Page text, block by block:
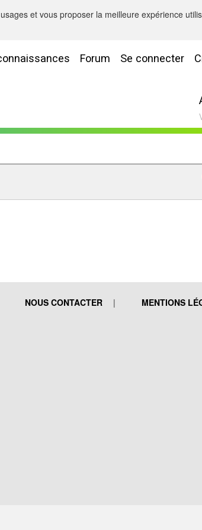
Forum Se connecter
NOUS CONTACTER MENTIONS
et vous proposer la meilleure expérience